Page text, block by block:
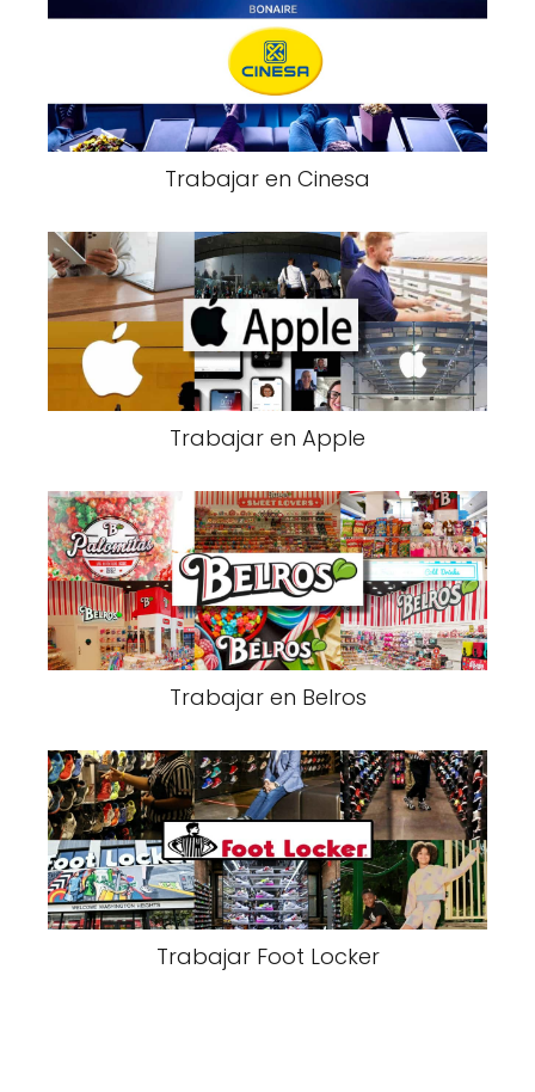
Trabajar en Cinesa
Trabajar en Apple
Trabajar en Belros
Trabajar Foot Locker